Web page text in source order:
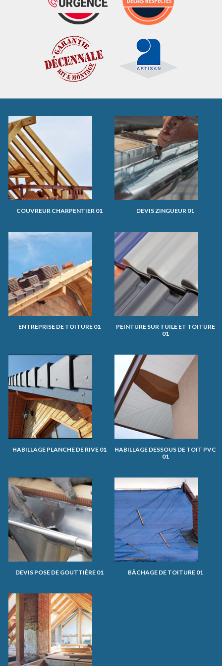
COUVREUR CHARPENTIER 01 DEVIS ZINGUEUR 01
ENTREPRISE DE TOITURE 01
PEINTURE SUR TUILE ET TOITURE
01
HABILLAGE PLANCHE DE RIVE 01
HABILLAGE DESSOUS DE TOIT PVC
01
DEVIS POSE DE GOUTTIÈRE 01 BÂCHAGE DE TOITURE 01